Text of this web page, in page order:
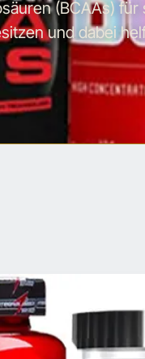
(BCAAs) für
und dabei